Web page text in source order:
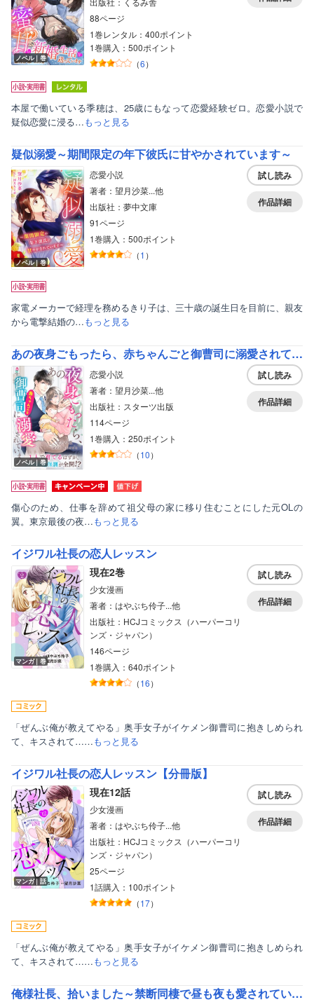
ノベル｜巻
88ページ
1巻レンタル：400ポイント
1巻購入：500ポイント
（6）
本屋で働いている季穂は、25歳にもなって恋愛経験ゼロ。恋愛小説で
疑似恋愛に浸る…もっと見る
疑似溺愛～期間限定の年下彼氏に甘やかされています～
ノベル｜巻
恋愛小説
著者：望月沙菜...他
出版社：夢中文庫
91ページ
1巻購入：500ポイント
（1 ）
試し読み
作品詳細
家電メーカーで経理を務めるきり子は、三十歳の誕生日を目前に、親友
から電撃結婚の…もっと見る
あの夜身ごもったら、赤ちゃんごと御曹司に溺愛されています
ノベル｜巻
恋愛小説
著者：望月沙菜...他
出版社：スターツ出版
114ページ
1巻購入：250ポイント
（10）
試し読み
作品詳細
傷心のため、仕事を辞めて祖父母の家に移り住むことにした元OLの
翼。東京最後の夜…もっと見る
イジワル社長の恋人レッスン
マンガ｜巻
現在2巻
少女漫画
著者：はやぶち伶子...他
出版社：HCJコミックス（ハーパーコリ
ンズ・ジャパン）
146ページ
1巻購入：640ポイント
（16）
試し読み
作品詳細
「ぜんぶ俺が教えてやる」奥手女子がイケメン御曹司に抱きしめられ
て、キスされて……もっと見る
イジワル社長の恋人レッスン【分冊版】
マンガ｜話
現在12話
少女漫画
著者：はやぶち伶子...他
出版社：HCJコミックス（ハーパーコリ
ンズ・ジャパン）
25ページ
1話購入：100ポイント
（17）
試し読み
作品詳細
「ぜんぶ俺が教えてやる」奥手女子がイケメン御曹司に抱きしめられ
て、キスされて……もっと見る
俺様社長、拾いました～禁断同棲で昼も夜も愛されています～